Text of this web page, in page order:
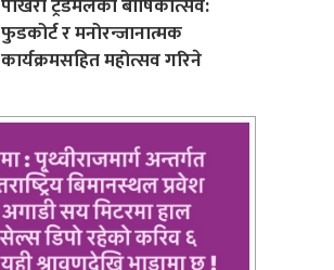
फुडकोर्ट र मनोरन्जानात्मक
कार्यक्रमसहित महोत्सव गरिने